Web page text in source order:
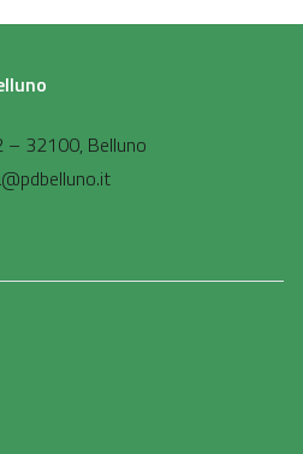
– 32100, Belluno